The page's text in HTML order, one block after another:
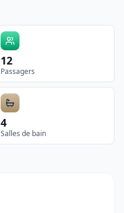
12
Passagers
4
Salles de bain